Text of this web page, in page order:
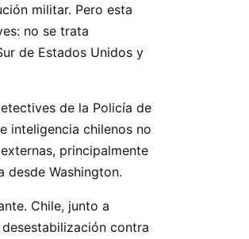
militar. Pero esta
no se trata
de Estados Unidos y
de la Policía de
inteligencia chilenos no
principalmente
desde Washington.
Chile, junto a
contra